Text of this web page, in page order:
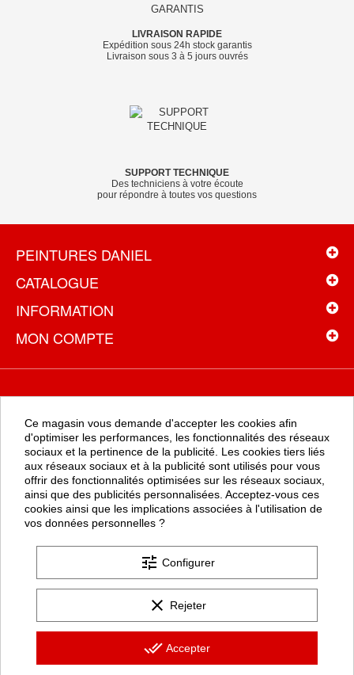
LIVRAISON RAPIDE
Expédition sous 24h stock garantis
Livraison sous 3 à 5 jours ouvrés
SUPPORT TECHNIQUE
Des techniciens à votre écoute
pour répondre à toutes vos questions
PEINTURES DANIEL
CATALOGUE
INFORMATION
MON COMPTE
Recevez toutes les promotions en exclusivité en vous inscrivant à
la newsletter
OK
Les formulaires de ce site sont protégés par google Recaptcha (
politique de confidentialitéetconditions d'utilisation).
+12.500 AVIS CLIENTS
Ce magasin vous demande d'accepter les cookies afin
d'optimiser les performances, les fonctionnalités des réseaux
sociaux et la pertinence de la publicité. Les cookies tiers liés
aux réseaux sociaux et à la publicité sont utilisés pour vous
offrir des fonctionnalités optimisées sur les réseaux sociaux,
ainsi que des publicités personnalisées. Acceptez-vous ces
cookies ainsi que les implications associées à l'utilisation de
vos données personnelles ?
tune Configurer
clear Rejeter
done_all Accepter